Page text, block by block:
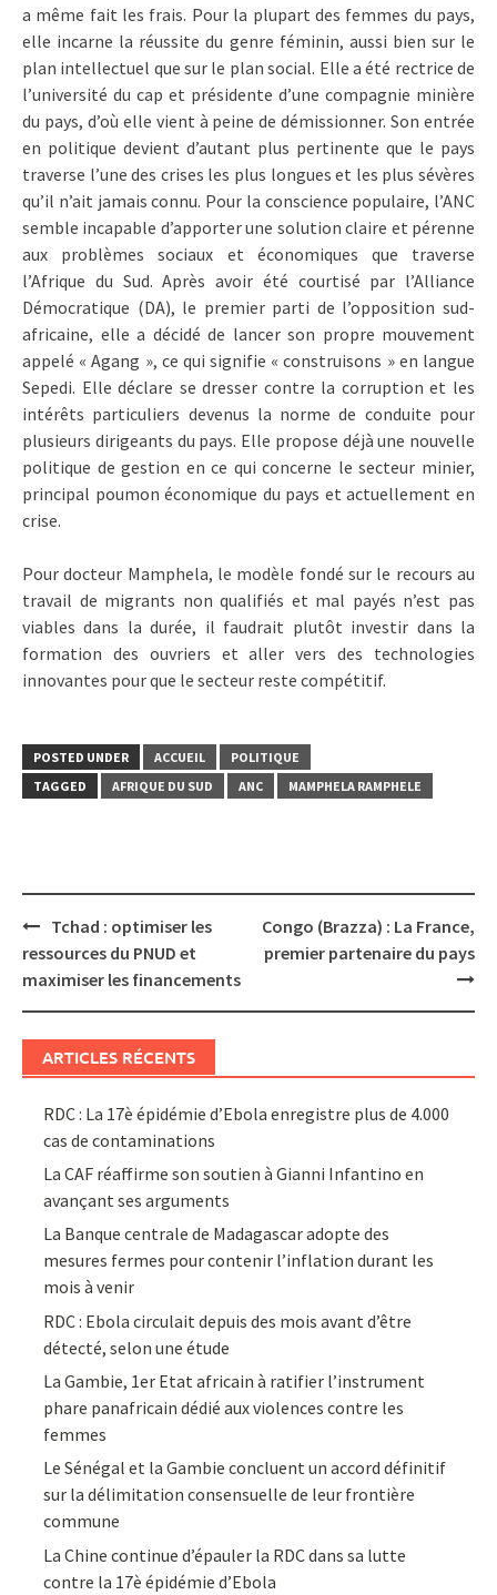
a même fait les frais. Pour la plupart des femmes du pays,
elle incarne la réussite du genre féminin, aussi bien sur le
plan intellectuel que sur le plan social. Elle a été rectrice de
l’université du cap et présidente d’une compagnie minière
du pays, d’où elle vient à peine de démissionner. Son entrée
en politique devient d’autant plus pertinente que le pays
traverse l’une des crises les plus longues et les plus sévères
qu’il n’ait jamais connu. Pour la conscience populaire, l’ANC
semble incapable d’apporter une solution claire et pérenne
aux problèmes sociaux et économiques que traverse
l’Afrique du Sud. Après avoir été courtisé par l’Alliance
Démocratique (DA), le premier parti de l’opposition sud-
africaine, elle a décidé de lancer son propre mouvement
appelé « Agang », ce qui signifie « construisons » en langue
Sepedi. Elle déclare se dresser contre la corruption et les
intérêts particuliers devenus la norme de conduite pour
plusieurs dirigeants du pays. Elle propose déjà une nouvelle
politique de gestion en ce qui concerne le secteur minier,
principal poumon économique du pays et actuellement en
crise.
Pour docteur Mamphela, le modèle fondé sur le recours au
travail de migrants non qualifiés et mal payés n’est pas
viables dans la durée, il faudrait plutôt investir dans la
formation des ouvriers et aller vers des technologies
innovantes pour que le secteur reste compétitif.
POSTED UNDER ACCUEIL
POLITIQUE
TAGGED
AFRIQUE DU SUD ANC MAMPHELA RAMPHELE
Post
navigation
Tchad : optimiser les
ressources du PNUD et
maximiser les financements
Congo (Brazza) : La France,
premier partenaire du pays
ARTICLES RÉCENTS
RDC : La 17è épidémie d’Ebola enregistre plus de 4.000
cas de contaminations
La CAF réaffirme son soutien à Gianni Infantino en
avançant ses arguments
La Banque centrale de Madagascar adopte des
mesures fermes pour contenir l’inflation durant les
mois à venir
RDC : Ebola circulait depuis des mois avant d’être
détecté, selon une étude
La Gambie, 1er Etat africain à ratifier l’instrument
phare panafricain dédié aux violences contre les
femmes
Le Sénégal et la Gambie concluent un accord définitif
sur la délimitation consensuelle de leur frontière
commune
La Chine continue d’épauler la RDC dans sa lutte
contre la 17è épidémie d’Ebola